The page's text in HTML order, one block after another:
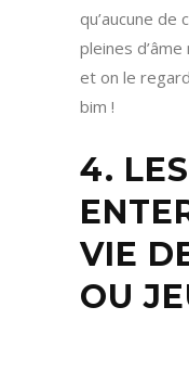
qu’aucune de
pleines d’âme
et on le
bim !
4. LES
VIE
OU